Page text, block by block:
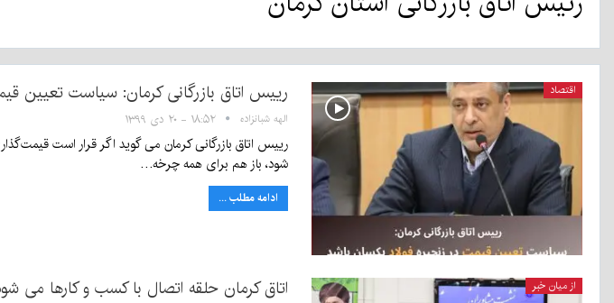
اقتصاد رییس اتاق بازرگانی کرمان: سیاست تعیین
الهه شبانزاده ۱۸:۵۲ - ۲۰ دی ۱۳۹۹
رییس اتاق بازرگانی کرمان می گوید اگر قرار است
شود، باز هم برای همه چرخه…
ادامه مطلب ...
از میان خبر اتاق کرمان حلقه اتصال با کسب و کارها می